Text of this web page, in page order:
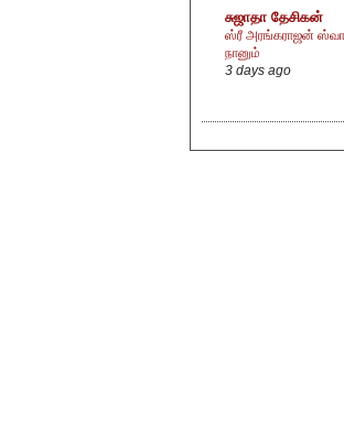
சுஜாதா தேசிகன்
ஸ்ரீ அரங்கராஜன்
நானும்
3 days ago